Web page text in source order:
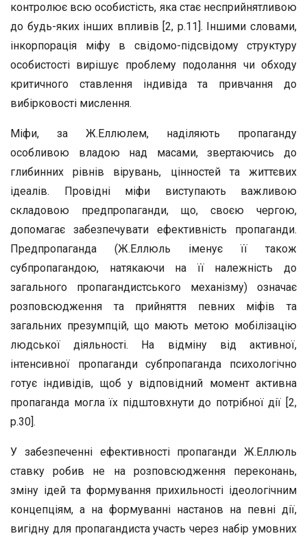
контролює всю особистість, яка стає несприйнятливою
до будь-яких інших впливів [2, р.11]. Іншими словами,
інкорпорація міфу в свідомо-підсвідому структуру
особистості вирішує проблему подолання чи обходу
критичного ставлення індивіда та привчання до
вибірковості мислення.
Міфи, за Ж.Еллюлем, наділяють пропаганду
особливою владою над масами, звертаючись до
глибинних рівнів вірувань, цінностей та життєвих
ідеалів. Провідні міфи виступають важливою
складовою предпропаганди, що, своєю чергою,
допомагає забезпечувати ефективність пропаганди.
Предпропаганда (Ж.Еллюль іменує її також
субпропагандою, натякаючи на її належність до
загального пропагандистського механізму) означає
розповсюдження та прийняття певних міфів та
загальних презумпцій, що мають метою мобілізацію
людської діяльності. На відміну від активної,
інтенсивної пропаганди субпропаганда психологічно
готує індивідів, щоб у відповідний момент активна
пропаганда могла їх підштовхнути до потрібної дії [2,
р.30].
У забезпеченні ефективності пропаганди Ж.Еллюль
ставку робив не на розповсюдження переконань,
зміну ідей та формування прихильності ідеологічним
концепціям, а на формуванні настанов на певні дії,
вигідну для пропагандиста участь через набір умовних